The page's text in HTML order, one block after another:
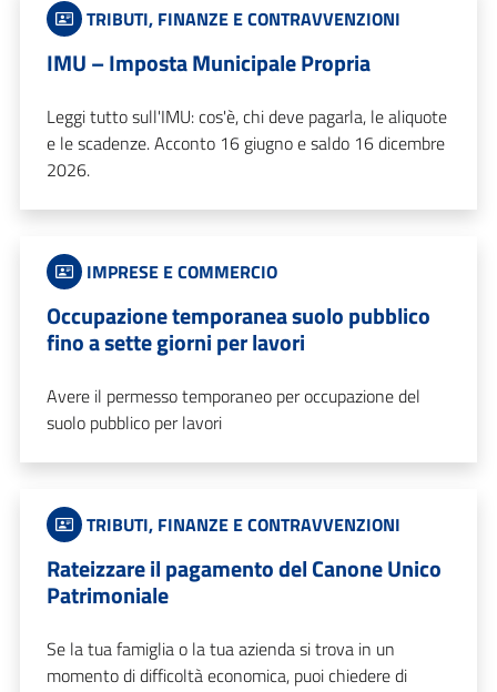
TRIBUTI, FINANZE E CONTRAVVENZIONI
IMU – Imposta Municipale Propria
Leggi tutto sull'IMU: cos'è, chi deve pagarla, le aliquote
e le scadenze. Acconto 16 giugno e saldo 16 dicembre
2026.
IMPRESE E COMMERCIO
Occupazione temporanea suolo pubblico
fino a sette giorni per lavori
Avere il permesso temporaneo per occupazione del
suolo pubblico per lavori
TRIBUTI, FINANZE E CONTRAVVENZIONI
Rateizzare il pagamento del Canone Unico
Patrimoniale
Se la tua famiglia o la tua azienda si trova in un
momento di difficoltà economica, puoi chiedere di